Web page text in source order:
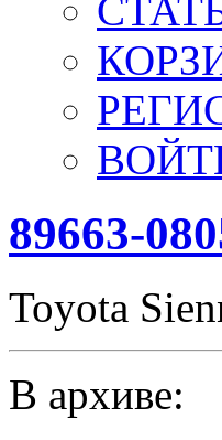
89663-
Toyota
В архиве: